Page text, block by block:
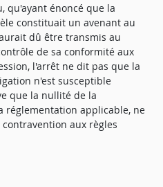
qu'ayant énoncé que la
constituait un avenant au
dû être transmis au
de sa conformité aux
l'arrêt ne dit pas que la
n'est susceptible
que la nullité de la
réglementation applicable, ne
aux règles